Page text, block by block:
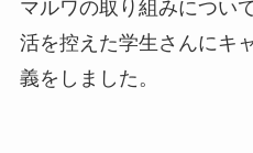
マルワの取り組みについ
活を控えた学生さんにキ
義をしました。